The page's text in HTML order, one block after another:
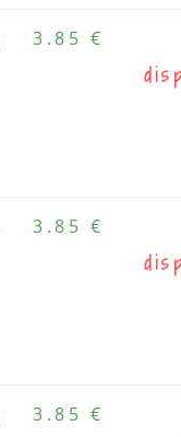
3.85 €
3.85 €
3.85 €